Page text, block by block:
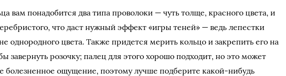
вам понадобится два типа проволоки — чуть толще, красного цвета, и
что даст нужный эффект «игры теней» — ведь лепестки
однородного цвета. Также придется мерить кольцо и закрепить его на
завернуть розочку; палец для этого хорошо подходит, но это может
болезненное ощущение, поэтому лучше подберите какой-нибудь